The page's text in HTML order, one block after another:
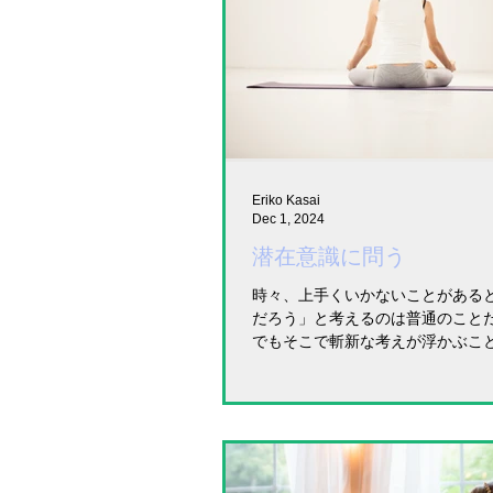
潜在意識に問う
時々、上手くいかないことがあると、 「何
だろう」と考えるのは普通のこと
でもそこで斬新な考えが浮かぶこ
私も一人で仕事をしている身なの
Eriko Kasai
Dec 1, 2024